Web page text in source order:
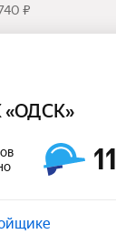
₽
«ОДСК»
11